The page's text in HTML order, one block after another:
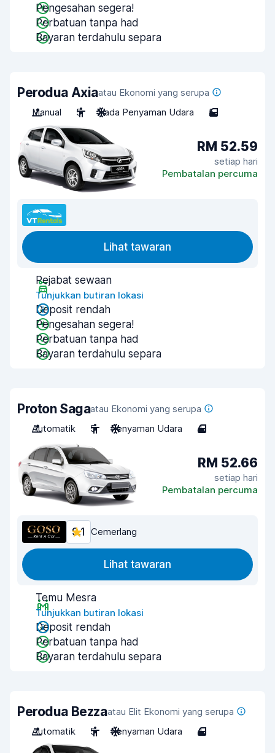
Pengesahan segera!
Perbatuan tanpa had
Bayaran terdahulu separa
Perodua Axiaatau Ekonomi yang serupa
Manual
5 Tiada Penyaman Udara 5
RM 52.59
setiap hari
Pembatalan percuma
Lihat tawaran
Pejabat sewaan
Tunjukkan butiran lokasi
Deposit rendah
Pengesahan segera!
Perbatuan tanpa had
Bayaran terdahulu separa
Proton Sagaatau Ekonomi yang serupa
Automatik
5 Penyaman Udara 4
RM 52.66
setiap hari
Pembatalan percuma
9.1 Cemerlang
Lihat tawaran
Temu Mesra
Tunjukkan butiran lokasi
Deposit rendah
Perbatuan tanpa had
Bayaran terdahulu separa
Perodua Bezzaatau Elit Ekonomi yang serupa
Automatik
5 Penyaman Udara 4